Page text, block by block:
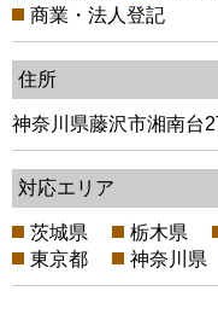
商業・法人登記
住所
神奈川県藤沢市湘南台
対応エリア
茨城県 栃木県
東京都
神奈川県